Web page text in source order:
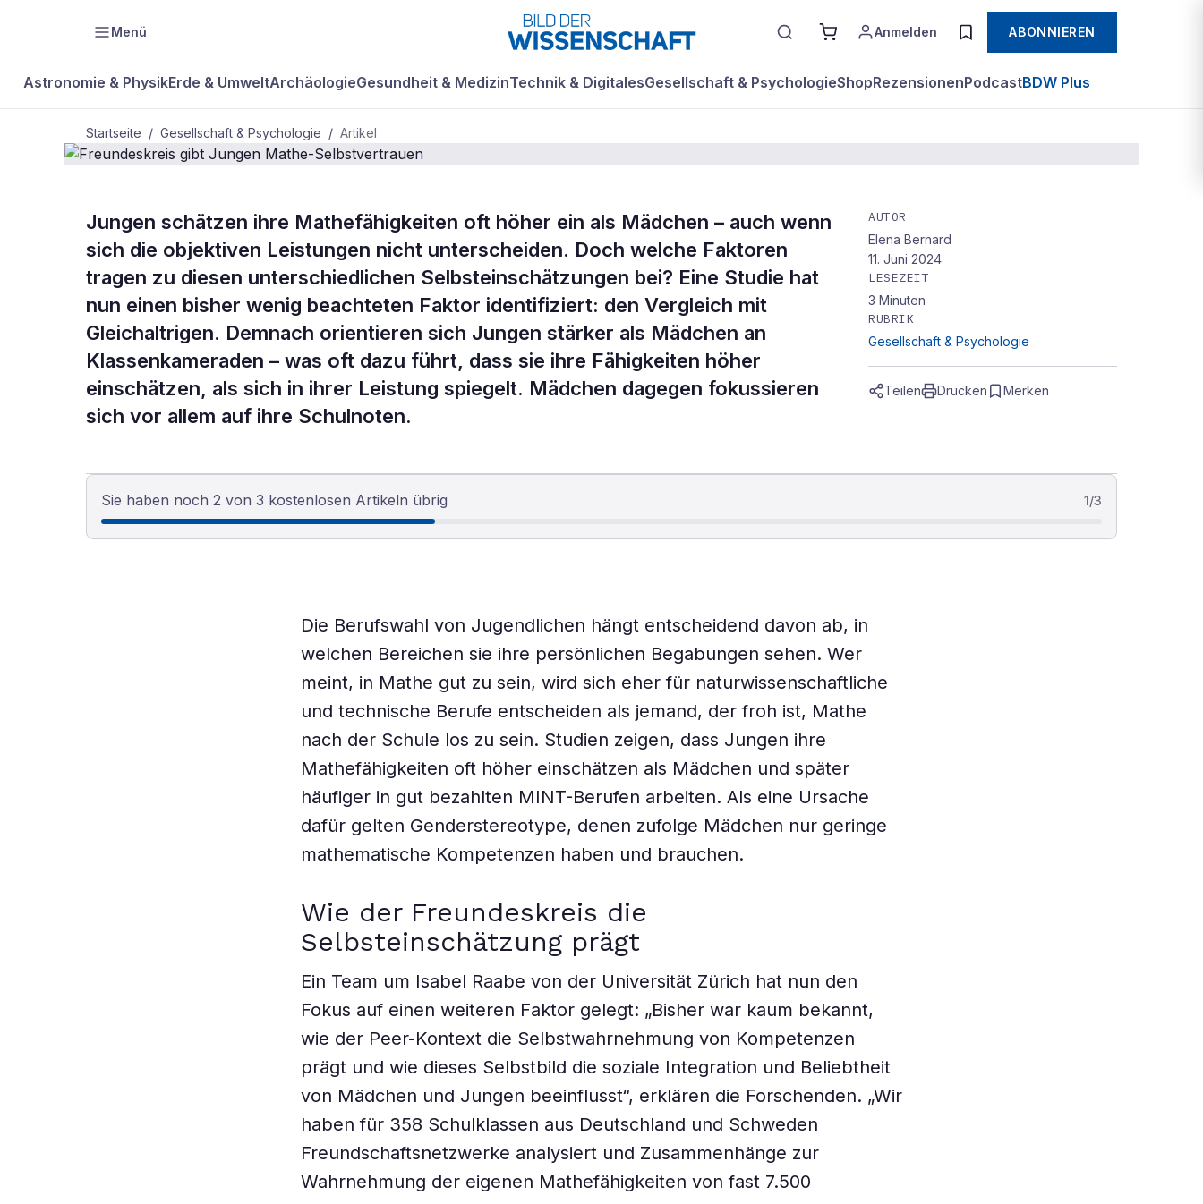
Menü Anmelden ABONNIEREN
Astronomie & PhysikErde & UmweltArchäologieGesundheit & MedizinTechnik & DigitalesGesellschaft & PsychologieShopRezensionenPodcastBDW Plus
Startseite / Gesellschaft & Psychologie / Artikel
BDW PlusGESELLSCHAFT & PSYCHOLOGIE
Freundeskreis gibt Jungen
Mathe-Selbstvertrauen
Jungen schätzen ihre Mathefähigkeiten oft höher ein als Mädchen – auch wenn
sich die objektiven Leistungen nicht unterscheiden. Doch welche Faktoren
tragen zu diesen unterschiedlichen Selbsteinschätzungen bei? Eine Studie hat
nun einen bisher wenig beachteten Faktor identifiziert: den Vergleich mit
Gleichaltrigen. Demnach orientieren sich Jungen stärker als Mädchen an
Klassenkameraden – was oft dazu führt, dass sie ihre Fähigkeiten höher
einschätzen, als sich in ihrer Leistung spiegelt. Mädchen dagegen fokussieren
sich vor allem auf ihre Schulnoten.
AUTOR
Elena Bernard
11. Juni 2024
LESEZEIT
3 Minuten
RUBRIK
Gesellschaft & Psychologie
Teilen Drucken Merken
Sie haben noch 2 von 3 kostenlosen Artikeln übrig 1/3
Die Berufswahl von Jugendlichen hängt entscheidend davon ab, in
welchen Bereichen sie ihre persönlichen Begabungen sehen. Wer
meint, in Mathe gut zu sein, wird sich eher für naturwissenschaftliche
und technische Berufe entscheiden als jemand, der froh ist, Mathe
nach der Schule los zu sein. Studien zeigen, dass Jungen ihre
Mathefähigkeiten oft höher einschätzen als Mädchen und später
häufiger in gut bezahlten MINT-Berufen arbeiten. Als eine Ursache
dafür gelten Genderstereotype, denen zufolge Mädchen nur geringe
mathematische Kompetenzen haben und brauchen.
Wie der Freundeskreis die
Selbsteinschätzung prägt
Ein Team um Isabel Raabe von der Universität Zürich hat nun den
Fokus auf einen weiteren Faktor gelegt: „Bisher war kaum bekannt,
wie der Peer-Kontext die Selbstwahrnehmung von Kompetenzen
prägt und wie dieses Selbstbild die soziale Integration und Beliebtheit
von Mädchen und Jungen beeinflusst“, erklären die Forschenden. „Wir
haben für 358 Schulklassen aus Deutschland und Schweden
Freundschaftsnetzwerke analysiert und Zusammenhänge zur
Wahrnehmung der eigenen Mathefähigkeiten von fast 7.500